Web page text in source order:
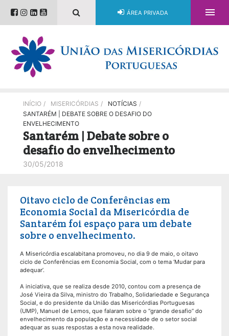
ÁREA PRIVADA 
INÍCIO / MISERICÓRDIAS / NOTÍCIAS /
SANTARÉM | DEBATE SOBRE O DESAFIO DO
ENVELHECIMENTO
Santarém | Debate sobre o
desafio do envelhecimento
30/05/2018
Oitavo ciclo de Conferências em
Economia Social da Misericórdia de
Santarém foi espaço para um debate
sobre o envelhecimento.
A Misericórdia escalabitana promoveu, no dia 9 de maio, o oitavo
ciclo de Conferências em Economia Social, com o tema ‘Mudar para
adequar’.
A iniciativa, que se realiza desde 2010, contou com a presença de
José Vieira da Silva, ministro do Trabalho, Solidariedade e Segurança
Social, e do presidente da União das Misericórdias Portuguesas
(UMP), Manuel de Lemos, que falaram sobre o “grande desafio” do
envelhecimento da população e a necessidade de o setor social
adequar as suas respostas a esta nova realidade.